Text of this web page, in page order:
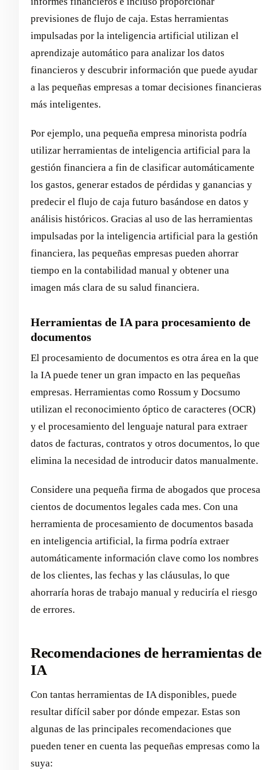
previsiones de flujo de caja. Estas herramientas
impulsadas por la inteligencia artificial utilizan el
aprendizaje automático para analizar los datos
financieros y descubrir información que puede ayudar
a las pequeñas empresas a tomar decisiones financieras
más inteligentes.
Por ejemplo, una pequeña empresa minorista podría
utilizar herramientas de inteligencia artificial para la
gestión financiera a fin de clasificar automáticamente
los gastos, generar estados de pérdidas y ganancias y
predecir el flujo de caja futuro basándose en datos y
análisis históricos. Gracias al uso de las herramientas
impulsadas por la inteligencia artificial para la gestión
financiera, las pequeñas empresas pueden ahorrar
tiempo en la contabilidad manual y obtener una
imagen más clara de su salud financiera.
Herramientas de IA para procesamiento de
documentos
El procesamiento de documentos es otra área en la que
la IA puede tener un gran impacto en las pequeñas
empresas. Herramientas como Rossum y Docsumo
utilizan el reconocimiento óptico de caracteres (OCR)
y el procesamiento del lenguaje natural para extraer
datos de facturas, contratos y otros documentos, lo que
elimina la necesidad de introducir datos manualmente.
Considere una pequeña firma de abogados que procesa
cientos de documentos legales cada mes. Con una
herramienta de procesamiento de documentos basada
en inteligencia artificial, la firma podría extraer
automáticamente información clave como los nombres
de los clientes, las fechas y las cláusulas, lo que
ahorraría horas de trabajo manual y reduciría el riesgo
de errores.
Recomendaciones de herramientas de
IA
Con tantas herramientas de IA disponibles, puede
resultar difícil saber por dónde empezar. Estas son
algunas de las principales recomendaciones que
pueden tener en cuenta las pequeñas empresas como la
suya: